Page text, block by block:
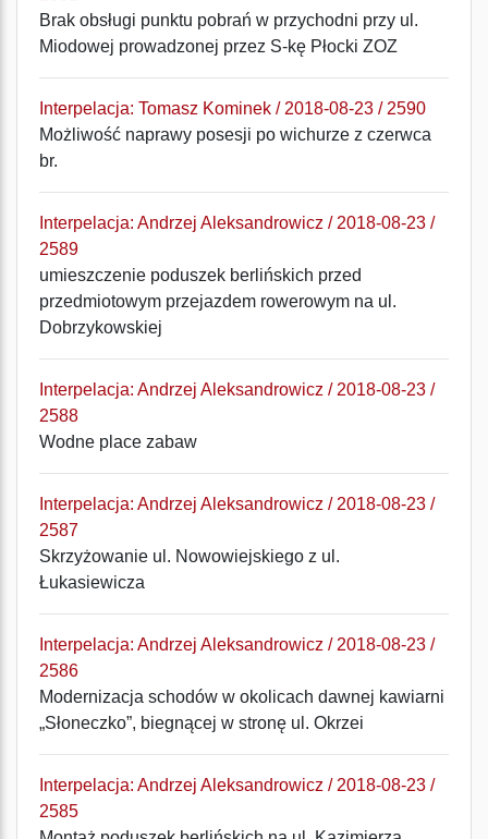
Brak obsługi punktu pobrań w przychodni przy ul.
Miodowej prowadzonej przez S-kę Płocki ZOZ
Interpelacja: Tomasz Kominek / 2018-08-23 / 2590
Możliwość naprawy posesji po wichurze z czerwca
br.
Interpelacja: Andrzej Aleksandrowicz / 2018-08-23 /
2589
umieszczenie poduszek berlińskich przed
przedmiotowym przejazdem rowerowym na ul.
Dobrzykowskiej
Interpelacja: Andrzej Aleksandrowicz / 2018-08-23 /
2588
Wodne place zabaw
Interpelacja: Andrzej Aleksandrowicz / 2018-08-23 /
2587
Skrzyżowanie ul. Nowowiejskiego z ul.
Łukasiewicza
Interpelacja: Andrzej Aleksandrowicz / 2018-08-23 /
2586
Modernizacja schodów w okolicach dawnej kawiarni
„Słoneczko”, biegnącej w stronę ul. Okrzei
Interpelacja: Andrzej Aleksandrowicz / 2018-08-23 /
2585